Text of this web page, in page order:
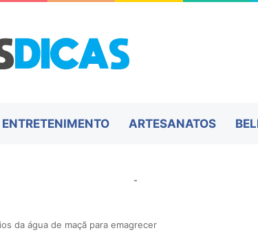
ENTRETENIMENTO ARTESANATOS
-
da água de maçã para emagrecer